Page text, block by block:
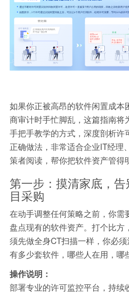
如果你正被高昂的软件闲置成本
商审计时手忙脚乱，这篇指南将
手把手教学的方式，深度剖析许
正确做法，非常适合企业IT经理
策者阅读，帮你把软件资产管得
第一步：摸清家底，告
目采购
在动手调整任何策略之前，你需
盘点现有的软件资产。打个比方
须先做全身CT扫描一样，你必
有多少套软件，哪些人在用，哪
操作说明：
部署专业的许可监控平台，持续